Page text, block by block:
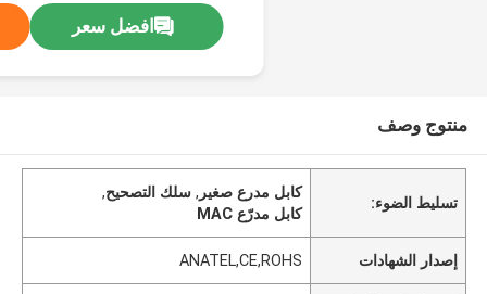
افضل سعر
منتوج وصف
تسليط الضوء:
كابل مدرع صغير ,سلك التصحيح,
كابل مدرّع MAC
إصدار الشهادات ANATEL,CE,ROHS